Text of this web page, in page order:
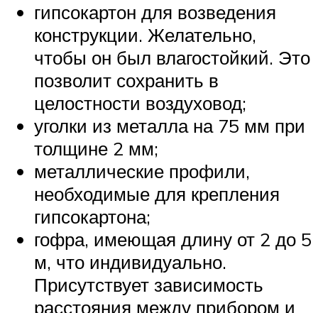
гипсокартон для возведения
конструкции. Желательно,
чтобы он был влагостойкий. Это
позволит сохранить в
целостности воздуховод;
уголки из металла на 75 мм при
толщине 2 мм;
металлические профили,
необходимые для крепления
гипсокартона;
гофра, имеющая длину от 2 до 5
м, что индивидуально.
Присутствует зависимость
расстояния между прибором и